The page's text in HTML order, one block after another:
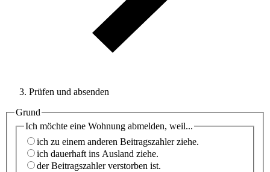
Prüfen und absenden
Grund
Ich möchte eine Wohnung abmelden, weil...
ich zu einem anderen Beitragszahler ziehe.
ich dauerhaft ins Ausland ziehe.
der Beitragszahler verstorben ist.